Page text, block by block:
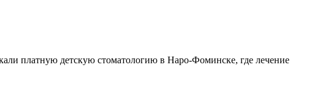
платную детскую стоматологию в Наро-Фоминске, где лечение